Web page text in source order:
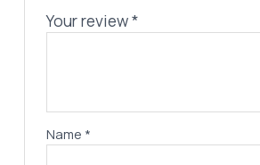
Your review*
Name *